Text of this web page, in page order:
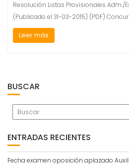
Resolución Listas Provisionales Adm./
(Publicado el 31-03-2015) (PDF)
Leer más
BUSCAR
ENTRADAS RECIENTES
Fecha examen oposición aplazado